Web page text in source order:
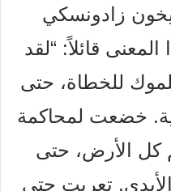
زادونسكي
المعنى قائلاً: “لقد
للخطاة، حتى
خضعت لمحاكمة
كل الأرض، حتى
تعريت حتى